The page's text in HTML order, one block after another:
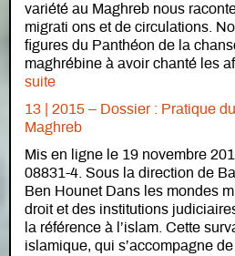
variété au Maghreb nous
migrati ons et de circulations.
figures du Panthéon de la
maghrébine à avoir chanté les
suite
13 | 2015 – Dossier : Pratique
Maghreb
Mis en ligne le 19 novembre
08831-4. Sous la direction de
Ben Hounet Dans les mondes
droit et des institutions
la référence à l’islam. Cette
islamique, qui s’accompagne